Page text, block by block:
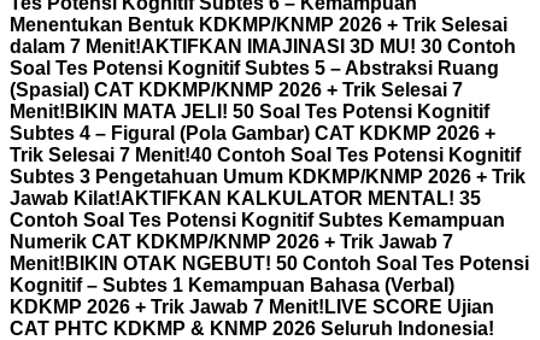
Menentukan Bentuk KDKMP/KNMP 2026 + Trik Selesai
dalam 7 Menit!AKTIFKAN IMAJINASI 3D MU! 30 Contoh
Soal Tes Potensi Kognitif Subtes 5 – Abstraksi Ruang
(Spasial) CAT KDKMP/KNMP 2026 + Trik Selesai 7
Menit! BIKIN MATA JELI! 50 Soal Tes Potensi Kognitif
Subtes 4 – Figural (Pola Gambar) CAT KDKMP 2026 +
Trik Selesai 7 Menit!40 Contoh Soal Tes Potensi Kognitif
Subtes 3 Pengetahuan Umum KDKMP/KNMP 2026 + Trik
Jawab Kilat!AKTIFKAN KALKULATOR MENTAL! 35
Contoh Soal Tes Potensi Kognitif Subtes Kemampuan
Numerik CAT KDKMP/KNMP 2026 + Trik Jawab 7
Menit! BIKIN OTAK NGEBUT! 50 Contoh Soal Tes Potensi
Kognitif – Subtes 1 Kemampuan Bahasa (Verbal)
KDKMP 2026 + Trik Jawab 7 Menit! LIVE SCORE Ujian
CAT PHTC KDKMP & KNMP 2026 Seluruh Indonesia!